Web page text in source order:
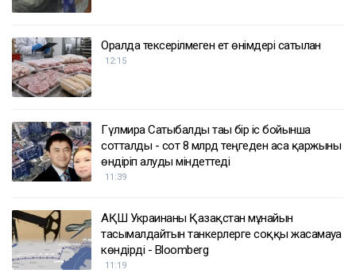
Оралда тексерілмеген ет өнімдері сатылған
12:15
Гүлмира Сатыбалды тағы бір іс бойынша
сотталды - сот 8 млрд теңгеден аса қаржыны
өндіріп алуды міндеттеді
11:39
АҚШ Украинаны Қазақстан мұнайын
тасымалдайтын танкерлерге соққы жасамауға
көндірді - Bloomberg
11:19